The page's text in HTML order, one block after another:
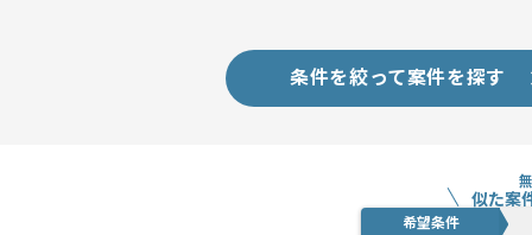
条件を絞って案件を探す
似た案
希望条件